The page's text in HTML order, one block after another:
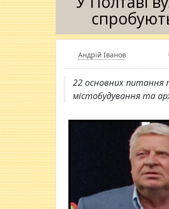
Андрій Іванов
22 основних питання
містобудування та